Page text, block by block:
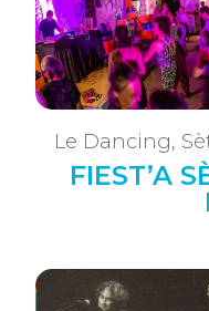
Le Dancing,
FIEST’A